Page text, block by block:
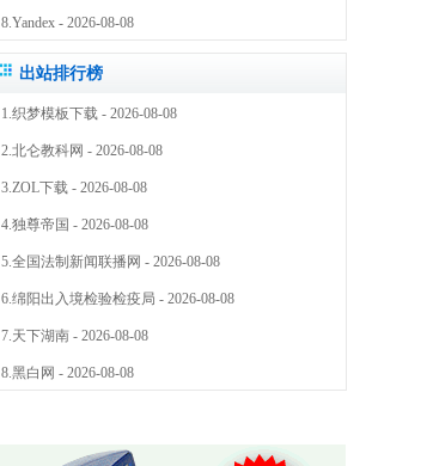
8.Yandex - 2026-08-08
出站排行榜
1.织梦模板下载 - 2026-08-08
2.北仑教科网 - 2026-08-08
3.ZOL下载 - 2026-08-08
4.独尊帝国 - 2026-08-08
5.全国法制新闻联播网 - 2026-08-08
6.绵阳出入境检验检疫局 - 2026-08-08
7.天下湖南 - 2026-08-08
8.黑白网 - 2026-08-08